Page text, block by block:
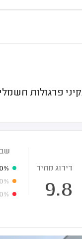
פרגולות
דירוג מחיר
9.8
0%
0%